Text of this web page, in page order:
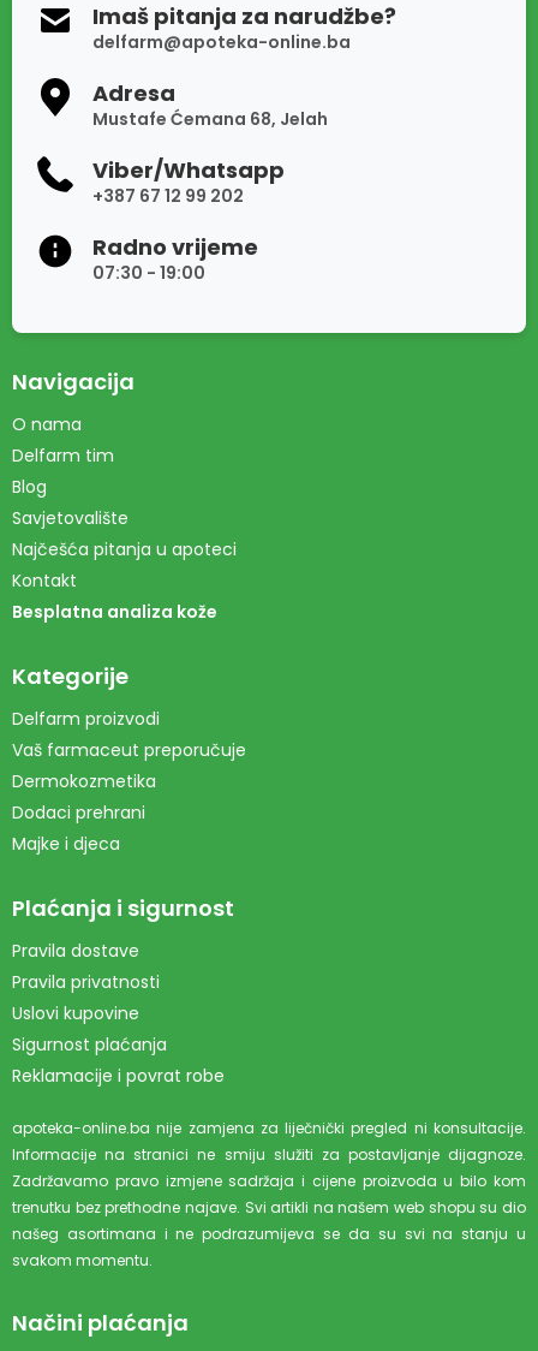
Imaš pitanja za narudžbe?
delfarm@apoteka-online.ba
Adresa
Mustafe Ćemana 68, Jelah
Viber/Whatsapp
+387 67 12 99 202
Radno vrijeme
07:30 - 19:00
Navigacija
O nama
Delfarm tim
Blog
Savjetovalište
Najčešća pitanja u apoteci
Kontakt
Besplatna analiza kože
Kategorije
Delfarm proizvodi
Vaš farmaceut preporučuje
Dermokozmetika
Dodaci prehrani
Majke i djeca
Plaćanja i sigurnost
Pravila dostave
Pravila privatnosti
Uslovi kupovine
Sigurnost plaćanja
Reklamacije i povrat robe
apoteka-online.ba nije zamjena za liječnički pregled ni konsultacije.
Informacije na stranici ne smiju služiti za postavljanje dijagnoze.
Zadržavamo pravo izmjene sadržaja i cijene proizvoda u bilo kom
trenutku bez prethodne najave. Svi artikli na našem web shopu su dio
našeg asortimana i ne podrazumijeva se da su svi na stanju u
svakom momentu.
Načini plaćanja